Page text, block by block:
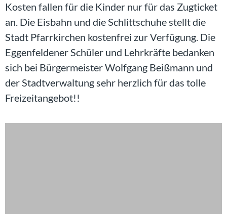
Kosten fallen für die Kinder nur für das Zugticket
an. Die Eisbahn und die Schlittschuhe stellt die
Stadt Pfarrkirchen kostenfrei zur Verfügung. Die
Eggenfeldener Schüler und Lehrkräfte bedanken
sich bei Bürgermeister Wolfgang Beißmann und
der Stadtverwaltung sehr herzlich für das tolle
Freizeitangebot!!